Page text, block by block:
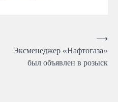
Эксменеджер «Нафтогаза»
был объявлен в розыск
⟶